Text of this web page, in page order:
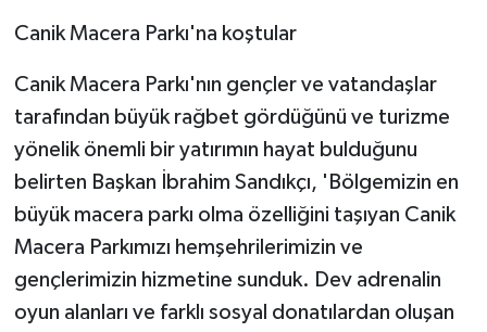
Canik Macera Parkı'na koştular
Canik Macera Parkı'nın gençler ve vatandaşlar
tarafından büyük rağbet gördüğünü ve turizme
yönelik önemli bir yatırımın hayat bulduğunu
belirten Başkan İbrahim Sandıkçı, 'Bölgemizin en
büyük macera parkı olma özelliğini taşıyan Canik
Macera Parkımızı hemşehrilerimizin ve
gençlerimizin hizmetine sunduk. Dev adrenalin
oyun alanları ve farklı sosyal donatılardan oluşan